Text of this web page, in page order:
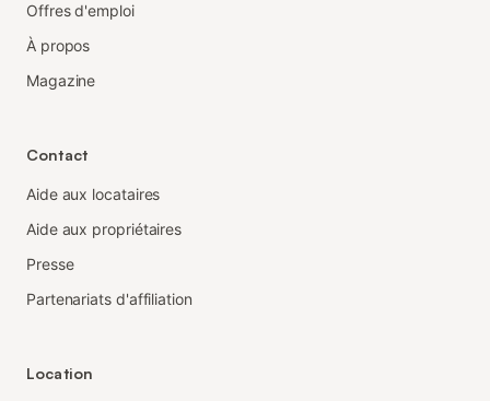
Offres d'emploi
À propos
Magazine
Contact
Aide aux locataires
Aide aux propriétaires
Presse
Partenariats d'affiliation
Location